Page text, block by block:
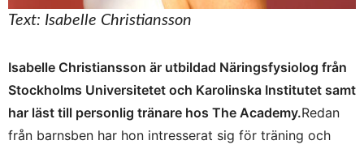
Text: Isabelle Christiansson
Isabelle Christiansson är utbildad Näringsfysiolog från
Stockholms Universitetet och Karolinska Institutet samt
har läst till personlig tränare hos The Academy.Redan
från barnsben har hon intresserat sig för träning och